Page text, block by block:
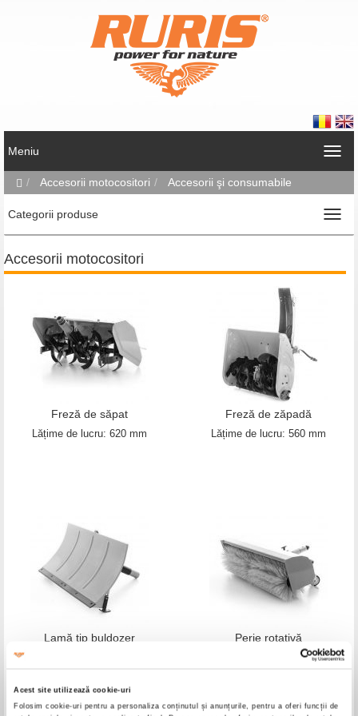
Acest site utilizează cookie-uri
Folosim cookie-uri pentru a personaliza conținutul și anunțurile, pentru a oferi funcții de
Meniu
Accesorii motocositori Accesorii şi consumabile
Categorii produse
Accesorii motocositori
Freză de săpat
Lățime de lucru: 620 mm
Freză de zăpadă
Lățime de lucru: 560 mm
Lamă tip buldozer Perie rotativă
Lățime de lucru: 900 mm